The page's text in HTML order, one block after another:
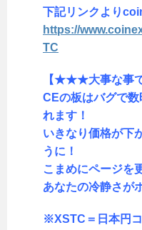
下記リンクより
https://
TC
【★★★大事な事
CEの板はバグで
れます！
いきなり価格が下
うに！
こまめにページを
あなたの冷静さが
※XSTC＝日本円